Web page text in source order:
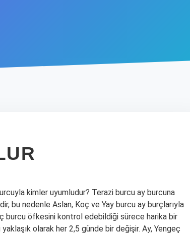
kimler uyumludur? Terazi burcu ay burcuna
bu nedenle Aslan, Koç ve Yay burcu ay burçlarıyla
burcu öfkesini kontrol edebildiği sürece harika bir
olarak her 2,5 günde bir değişir. Ay, Yengeç